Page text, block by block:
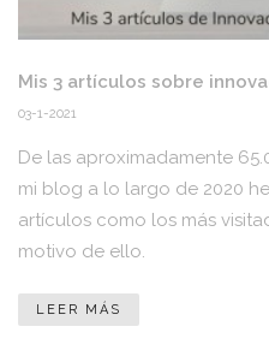
Mis 3 artículos sobre
03-1-2021
De las aproximadamente
mi blog a lo largo de 2020
artículos como los más
motivo de ello.
LEER MÁS